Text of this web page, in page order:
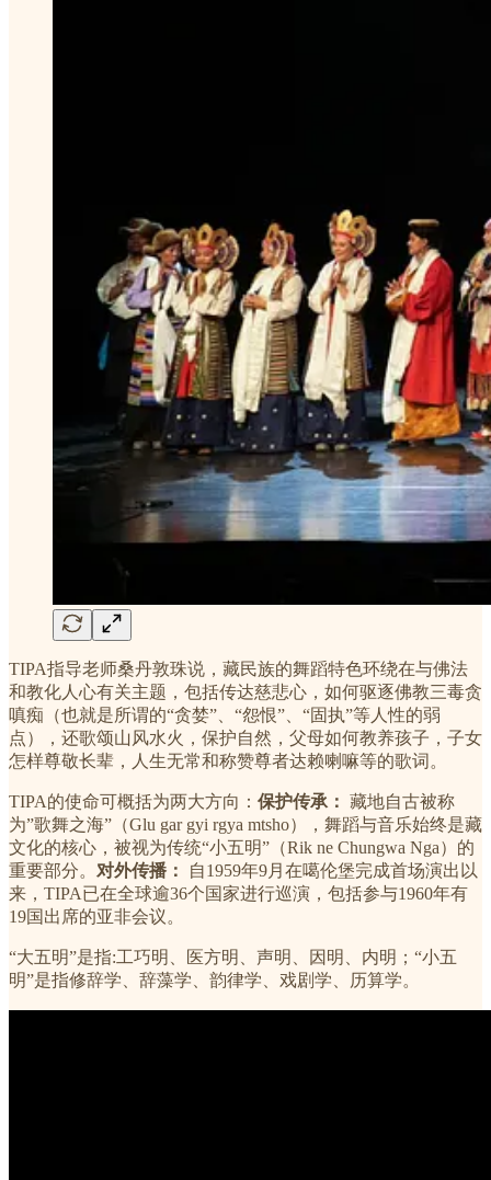
TIPA指导老师桑丹敦珠说，藏民族的舞蹈特色环绕在与佛法
和教化人心有关主题，包括传达慈悲心，如何驱逐佛教三毒贪
嗔痴（也就是所谓的“贪婪”、“怨恨”、“固执”等人性的弱
点），还歌颂山风水火，保护自然，父母如何教养孩子，子女
怎样尊敬长辈，人生无常和称赞尊者达赖喇嘛等的歌词。
TIPA的使命可概括为两大方向： 保护传承： 藏地自古被称
为”歌舞之海”（Glu gar gyi rgya mtsho），舞蹈与音乐始终是藏
文化的核心，被视为传统“小五明”（Rik ne Chungwa Nga）的
重要部分。 对外传播：
自1959年9月在噶伦堡完成首场演出以
来，TIPA已在全球逾36个国家进行巡演，包括参与1960年有
19国出席的亚非会议。
“大五明”是指:工巧明、医方明、声明、因明、内明；“小五
明”是指修辞学、辞藻学、韵律学、戏剧学、历算学。